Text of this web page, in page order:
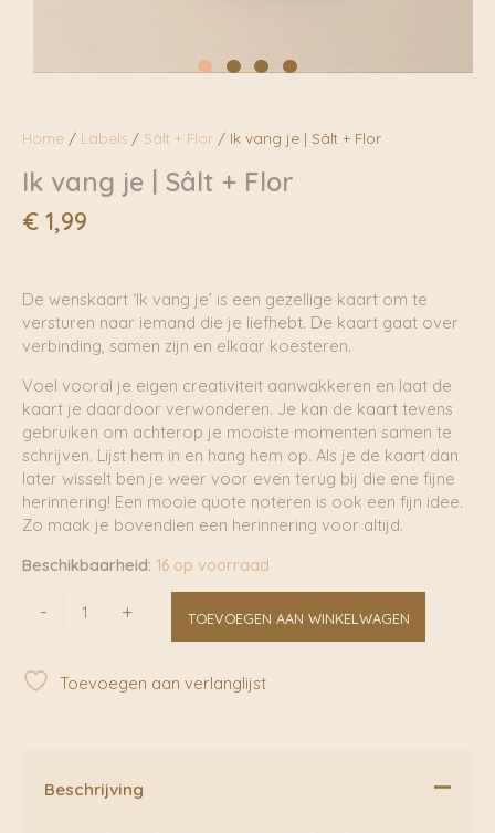
Home / Labels / Sâlt + Flor / Ik vang je | Sâlt + Flor
Ik vang je | Sâlt + Flor
€ 1,99
De wenskaart ‘Ik vang je’ is een gezellige kaart om te
versturen naar iemand die je liefhebt. De kaart gaat over
verbinding, samen zijn en elkaar koesteren.
Voel vooral je eigen creativiteit aanwakkeren en laat de
kaart je daardoor verwonderen. Je kan de kaart tevens
gebruiken om achterop je mooiste momenten samen te
schrijven. Lijst hem in en hang hem op. Als je de kaart dan
later wisselt ben je weer voor even terug bij die ene fijne
herinnering! Een mooie quote noteren is ook een fijn idee.
Zo maak je bovendien een herinnering voor altijd.
Beschikbaarheid: 16 op voorraad
-
Sâlt
+ TOEVOEGEN AAN WINKELWAGEN
Toevoegen aan verlanglijst
Beschrijving